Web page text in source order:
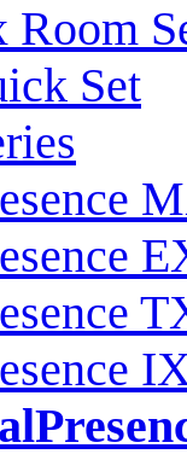
Room
Set